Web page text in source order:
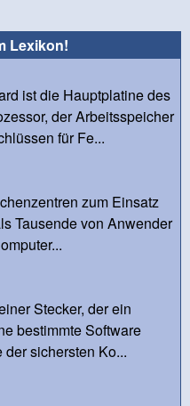
Lexikon!
ist die Hauptplatine des
der Arbeitsspeicher
für Fe...
zum Einsatz
Tausende von Anwender
Stecker, der ein
bestimmte Software
sichersten Ko...